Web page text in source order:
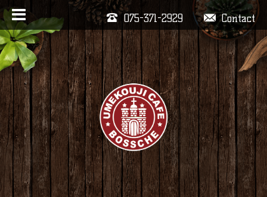
Contact
075-371-2929